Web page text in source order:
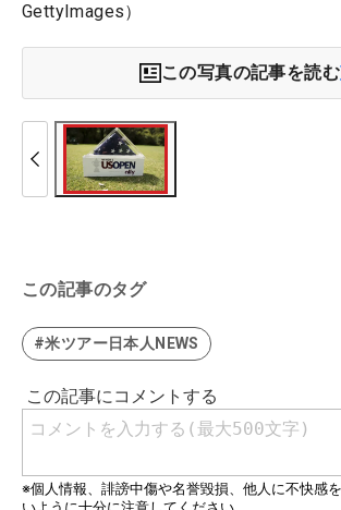
GettyImages）
この写真の記事を読む
この記事のタグ
#米ツアー日本人NEWS